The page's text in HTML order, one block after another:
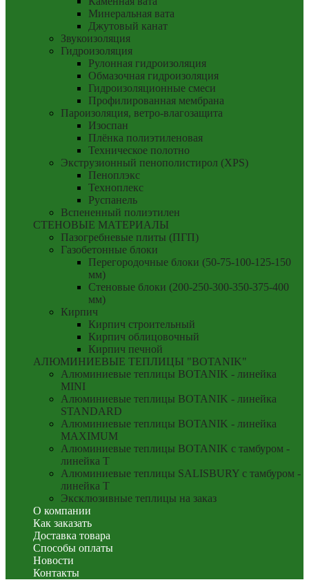
Минеральная вата
Джутовый канат
Звукоизоляция
Гидроизоляция
Рулонная гидроизоляция
Обмазочная гидроизоляция
Гидроизоляционные смеси
Профилированная мембрана
Пароизоляция, ветро-влагозащита
Изоспан
Плёнка полиэтиленовая
Техническое полотно
Экструзионный пенополистирол (XPS)
Пеноплэкс
Техноплекс
Руспанель
Вспененный полиэтилен
СТЕНОВЫЕ МАТЕРИАЛЫ
Пазогребневые плиты (ПГП)
Газобетонные блоки
Перегородочные блоки (50-75-100-125-150
мм)
Стеновые блоки (200-250-300-350-375-400
мм)
Кирпич
Кирпич строительный
Кирпич облицовочный
Кирпич печной
АЛЮМИНИЕВЫЕ ТЕПЛИЦЫ "BOTANIK"
Алюминиевые теплицы BOTANIK - линейка
MINI
Алюминиевые теплицы BOTANIK - линейка
STANDARD
Алюминиевые теплицы BOTANIK - линейка
MAXIMUM
Алюминиевые теплицы BOTANIK с тамбуром -
линейка T
Алюминиевые теплицы SALISBURY с тамбуром -
линейка T
Эксклюзивные теплицы на заказ
О компании
Как заказать
Доставка товара
Способы оплаты
Новости
Контакты